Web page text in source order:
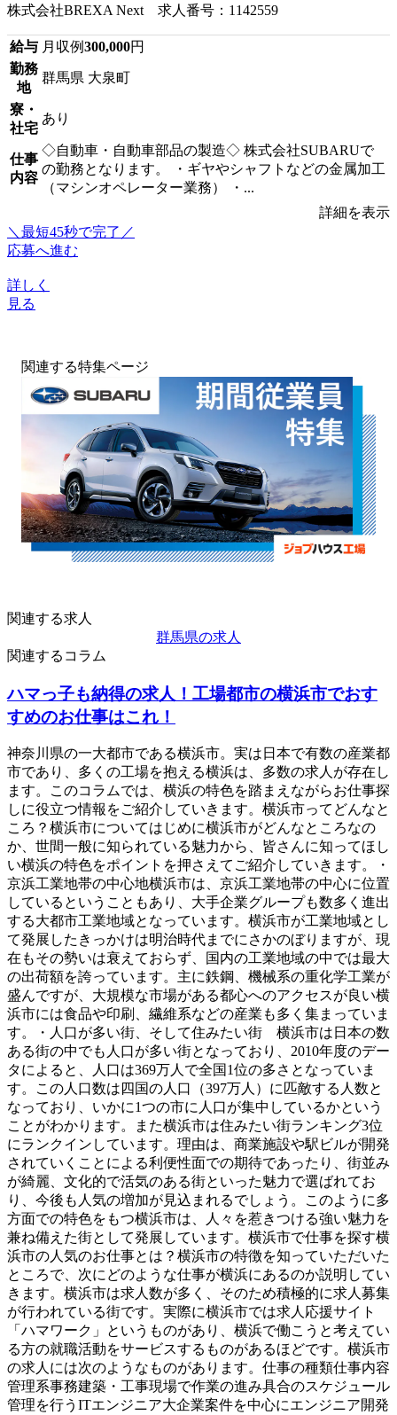
株式会社BREXA Next 求人番号：1142559
給与 月収例300,000円
勤務
地
群馬県 大泉町
寮・
社宅
あり
仕事
内容
◇自動車・自動車部品の製造◇ 株式会社SUBARUで
の勤務となります。 ・ギヤやシャフトなどの金属加工
（マシンオペレーター業務） ・...
詳細を表示
＼最短45秒で完了／
応募へ進む
詳しく
見る
関連する特集ページ
関連する求人
群馬県の求人
関連するコラム
ハマっ子も納得の求人！工場都市の横浜市でおす
すめのお仕事はこれ！
神奈川県の一大都市である横浜市。実は日本で有数の産業都
市であり、多くの工場を抱える横浜は、多数の求人が存在し
ます。このコラムでは、横浜の特色を踏まえながらお仕事探
しに役立つ情報をご紹介していきます。横浜市ってどんなと
ころ？横浜市についてはじめに横浜市がどんなところなの
か、世間一般に知られている魅力から、皆さんに知ってほし
い横浜の特色をポイントを押さえてご紹介していきます。・
京浜工業地帯の中心地横浜市は、京浜工業地帯の中心に位置
しているということもあり、大手企業グループも数多く進出
する大都市工業地域となっています。横浜市が工業地域とし
て発展したきっかけは明治時代までにさかのぼりますが、現
在もその勢いは衰えておらず、国内の工業地域の中では最大
の出荷額を誇っています。主に鉄鋼、機械系の重化学工業が
盛んですが、大規模な市場がある都心へのアクセスが良い横
浜市には食品や印刷、繊維系などの産業も多く集まっていま
す。・人口が多い街、そして住みたい街 横浜市は日本の数
ある街の中でも人口が多い街となっており、2010年度のデー
タによると、人口は369万人で全国1位の多さとなっていま
す。この人口数は四国の人口（397万人）に匹敵する人数と
なっており、いかに1つの市に人口が集中しているかという
ことがわかります。また横浜市は住みたい街ランキング3位
にランクインしています。理由は、商業施設や駅ビルが開発
されていくことによる利便性面での期待であったり、街並み
が綺麗、文化的で活気のある街といった魅力で選ばれてお
り、今後も人気の増加が見込まれるでしょう。このように多
方面での特色をもつ横浜市は、人々を惹きつける強い魅力を
兼ね備えた街として発展しています。横浜市で仕事を探す横
浜市の人気のお仕事とは？横浜市の特徴を知っていただいた
ところで、次にどのような仕事が横浜にあるのか説明してい
きます。横浜市は求人数が多く、そのため積極的に求人募集
が行われている街です。実際に横浜市では求人応援サイト
「ハマワーク」というものがあり、横浜で働こうと考えてい
る方の就職活動をサービスするものがあるほどです。横浜市
の求人には次のようなものがあります。仕事の種類仕事内容
管理系事務建築・工事現場で作業の進み具合のスケジュール
管理を行うITエンジニア大企業案件を中心にエンジニア開発